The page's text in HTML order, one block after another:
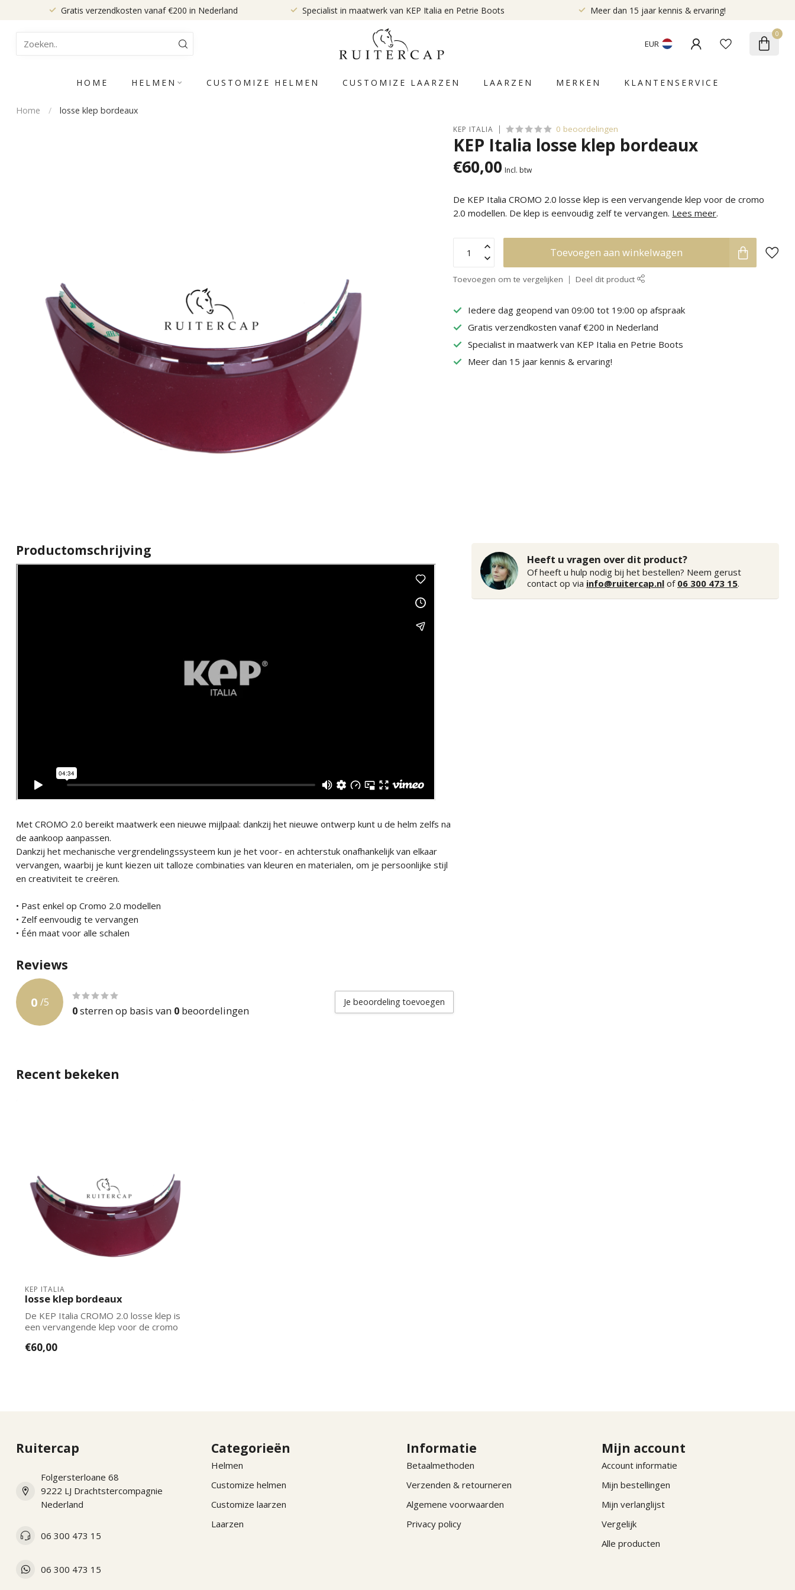
Gratis verzendkosten vanaf €200 in Nederland Specialist in maatwerk van KEP Italia en Petrie Boots Meer dan 15 jaar kennis & ervaring!
EUR
0
HOME HELMEN CUSTOMIZE HELMEN CUSTOMIZE LAARZEN LAARZEN MERKEN KLANTENSERVICE
Home / losse klep bordeaux
KEP ITALIA 0 beoordelingen
KEP Italia losse klep bordeaux
€60,00 Incl. btw
De KEP Italia CROMO 2.0 losse klep is een vervangende klep voor de cromo
2.0 modellen. De klep is eenvoudig zelf te vervangen. Lees meer.
Toevoegen aan winkelwagen
Toevoegen om te vergelijken Deel dit product
Iedere dag geopend van 09:00 tot 19:00 op afspraak
Gratis verzendkosten vanaf €200 in Nederland
Specialist in maatwerk van KEP Italia en Petrie Boots
Meer dan 15 jaar kennis & ervaring!
Productomschrijving
Met CROMO 2.0 bereikt maatwerk een nieuwe mijlpaal: dankzij het nieuwe ontwerp kunt u de helm zelfs na
de aankoop aanpassen.
Dankzij het mechanische vergrendelingssysteem kun je het voor- en achterstuk onafhankelijk van elkaar
vervangen, waarbij je kunt kiezen uit talloze combinaties van kleuren en materialen, om je persoonlijke stijl
en creativiteit te creëren.
• Past enkel op Cromo 2.0 modellen
• Zelf eenvoudig te vervangen
• Één maat voor alle schalen
Reviews
0 /5
0sterren op basis van 0 beoordelingen
Je beoordeling toevoegen
Heeft u vragen over dit product?
Of heeft u hulp nodig bij het bestellen? Neem gerust
contact op via info@ruitercap.nl of 06 300 473 15.
Recent bekeken
KEP ITALIA
losse klep bordeaux
De KEP Italia CROMO 2.0 losse klep is
een vervangende klep voor de cromo
€60,00
Ruitercap
Folgersterloane 68
9222 LJ Drachtstercompagnie
Nederland
06 300 473 15
06 300 473 15
Categorieën
Helmen
Customize helmen
Customize laarzen
Laarzen
Informatie
Betaalmethoden
Verzenden & retourneren
Algemene voorwaarden
Privacy policy
Mijn account
Account informatie
Mijn bestellingen
Mijn verlanglijst
Vergelijk
Alle producten